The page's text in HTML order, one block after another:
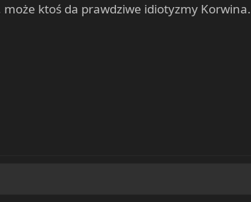
może ktoś da prawdziwe idiotyzmy Korwina.